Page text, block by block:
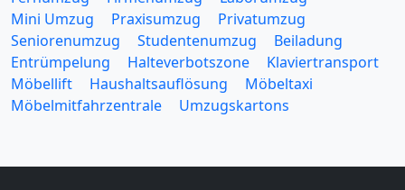
Mini Umzug
Praxisumzug
Privatumzug
Seniorenumzug
Studentenumzug
Beiladung
Entrümpelung
Halteverbotszone
Klaviertransport
Möbellift
Haushaltsauflösung
Möbeltaxi
Möbelmitfahrzentrale
Umzugskartons